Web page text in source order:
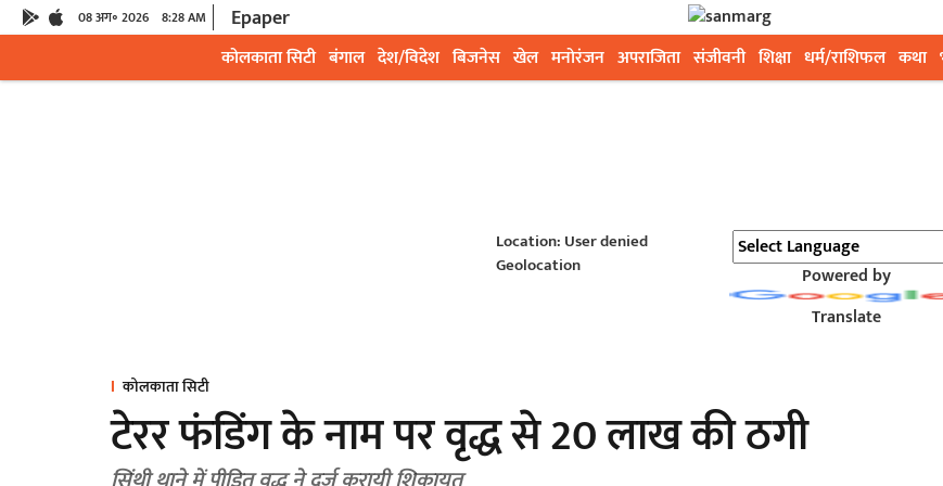
08 अग॰ 2026 8:28 AM Epaper
कोलकाता सिटी बंगाल देश/विदेश बिजनेस खेल मनोरंजन अपराजिता संजीवनी शिक्षा धर्म/राशिफल कथा
Location: User denied
Geolocation
Powered by
Translate
कोलकाता सिटी
टेरर फंडिंग के नाम पर वृद्ध से 20 लाख की ठगी